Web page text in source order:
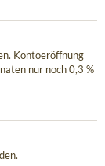
Kontoeröffnung
nur noch 0,3 %